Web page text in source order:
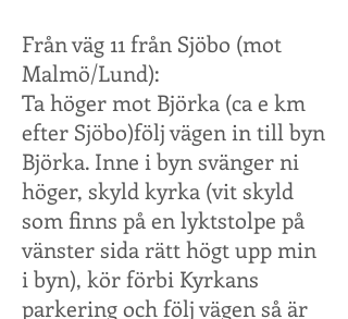
Från väg 11 från Sjöbo (mot
Malmö/Lund):
Ta höger mot Björka (ca e km
efter Sjöbo)följ vägen in till byn
Björka. Inne i byn svänger ni
höger, skyld kyrka (vit skyld
som finns på en lyktstolpe på
vänster sida rätt högt upp min
i byn), kör förbi Kyrkans
parkering och följ vägen så är